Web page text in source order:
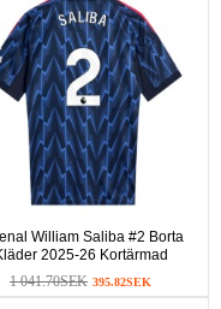
William Saliba #2 Borta
2025-26 Kortärmad
1 041.70SEK 395.82SEK